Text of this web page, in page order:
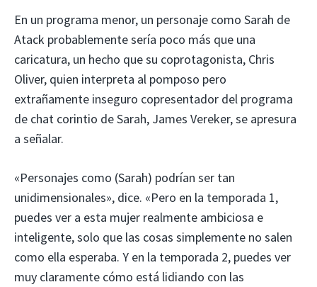
En un programa menor, un personaje como Sarah de
Atack probablemente sería poco más que una
caricatura, un hecho que su coprotagonista, Chris
Oliver, quien interpreta al pomposo pero
extrañamente inseguro copresentador del programa
de chat corintio de Sarah, James Vereker, se apresura
a señalar.
«Personajes como (Sarah) podrían ser tan
unidimensionales», dice. «Pero en la temporada 1,
puedes ver a esta mujer realmente ambiciosa e
inteligente, solo que las cosas simplemente no salen
como ella esperaba. Y en la temporada 2, puedes ver
muy claramente cómo está lidiando con las